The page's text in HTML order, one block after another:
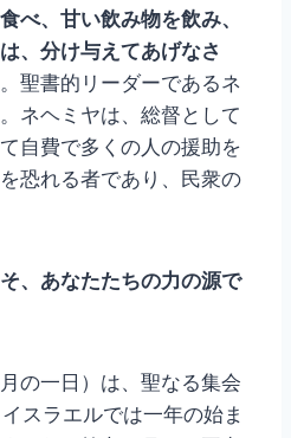
べ、甘い飲み物を飲み、
、分け与えてあげなさ
聖書的リーダーであるネ
ネヘミヤは、総督として
自費で多くの人の援助を
恐れる者であり、民衆の
、あなたたちの力の源で
の一日）は、聖なる集会
スラエルでは一年の始ま